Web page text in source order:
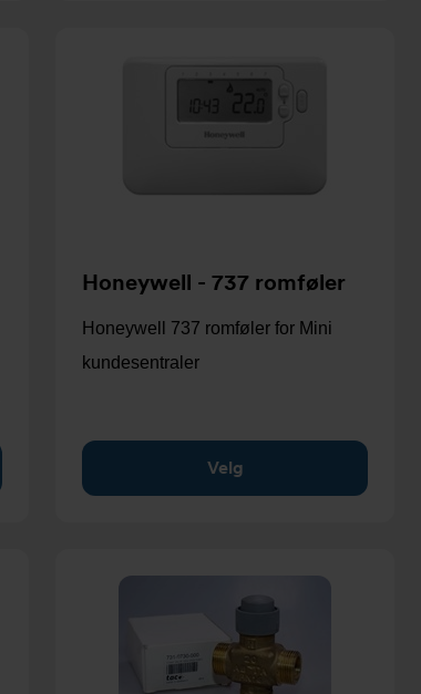
Honeywell - 737 romføler
Honeywell 737 romføler for Mini
kundesentraler
Velg